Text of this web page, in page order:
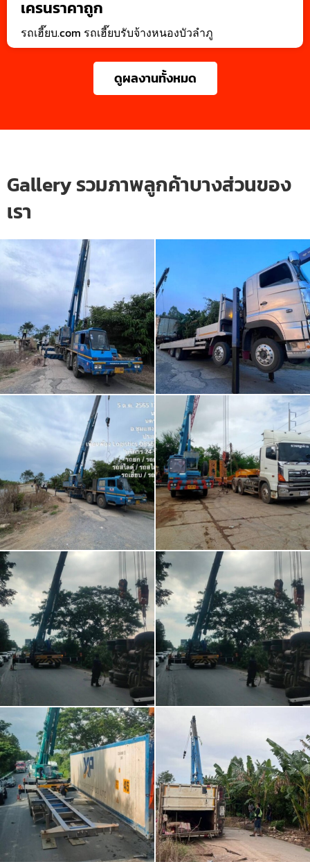
เครนราคาถูก
รถเฮี๊ยบ.com รถเฮี๊ยบรับจ้างหนองบัวลำภู
ดูผลงานทั้งหมด
Gallery รวมภาพลูกค้าบางส่วนของ
เรา